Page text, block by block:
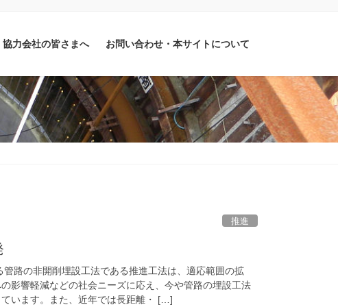
協力会社の皆さまへ お問い合わせ・本サイトについて
推進
路の非開削埋設工法である推進工法は、適応範囲の拡
影響軽減などの社会ニーズに応え、今や管路の埋設工法
います。また、近年では長距離・ […]